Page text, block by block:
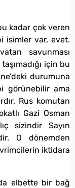
kadar çok veren
isimler var, evet.
savunması
için bu
durumuna
görünebilir ama
Rus komutan
Gazi Osman
sizindir Sayın
O dönemden
iktidara
elbette bir bağ